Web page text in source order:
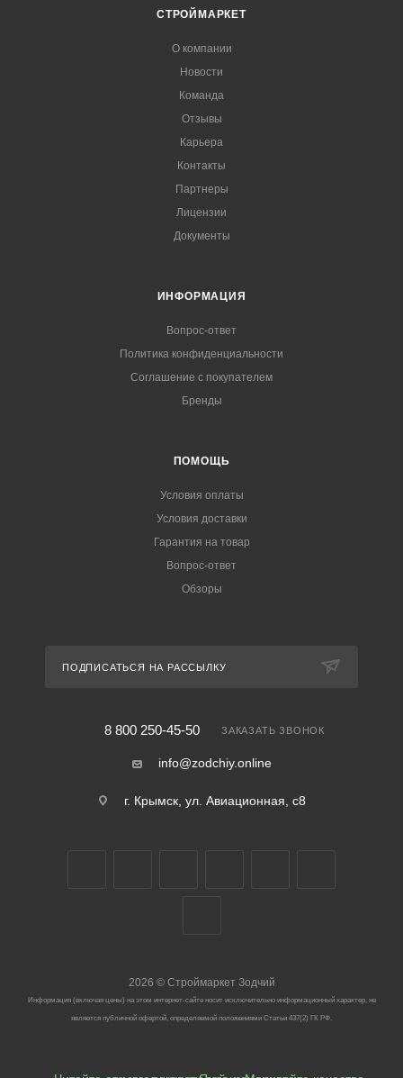
СТРОЙМАРКЕТ
О компании
Новости
Команда
Отзывы
Карьера
Контакты
Партнеры
Лицензии
Документы
ИНФОРМАЦИЯ
Вопрос-ответ
Политика конфиденциальности
Соглашение с покупателем
Бренды
ПОМОЩЬ
Условия оплаты
Условия доставки
Гарантия на товар
Вопрос-ответ
Обзоры
ПОДПИСАТЬСЯ НА РАССЫЛКУ
8 800 250-45-50 ЗАКАЗАТЬ ЗВОНОК
info@zodchiy.online
г. Крымск, ул. Авиационная, с8
2026 ©Строймаркет Зодчий
Информация (включая цены) на этом интернет-сайте носит исключительно информационный характер, не
является публичной офертой, определяемой положениями Статьи 437(2) ГК РФ.